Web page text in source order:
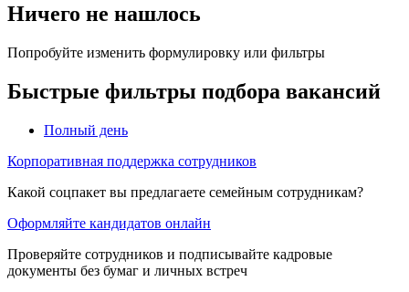
Ничего не нашлось
Попробуйте изменить формулировку или фильтры
Быстрые фильтры подбора вакансий
Полный день
Корпоративная поддержка сотрудников
Какой соцпакет вы предлагаете семейным сотрудникам?
Оформляйте кандидатов онлайн
Проверяйте сотрудников и подписывайте кадровые
документы без бумаг и личных встреч